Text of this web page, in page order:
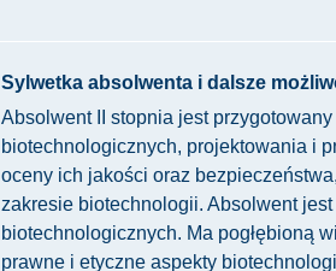
Sylwetka absolwenta i dalsze
Absolwent II stopnia jest
biotechnologicznych, projektowania i
oceny ich jakości oraz
zakresie biotechnologii. Absolwent
biotechnologicznych. Ma pogłębioną
prawne i etyczne aspekty